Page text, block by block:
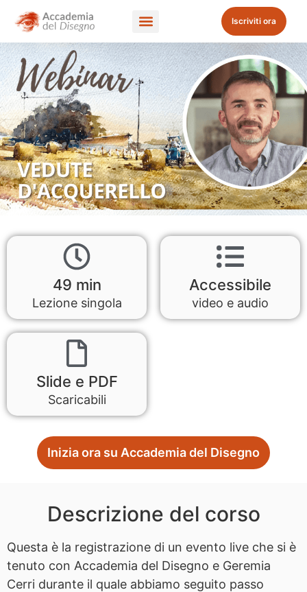
Iscriviti ora
49 min
Lezione singola
Accessibile
video e audio
Slide e PDF
Scaricabili
Inizia ora su Accademia del Disegno
Descrizione del corso
Questa è la registrazione di un evento live che si è
tenuto con Accademia del Disegno e Geremia
Cerri durante il quale abbiamo seguito passo